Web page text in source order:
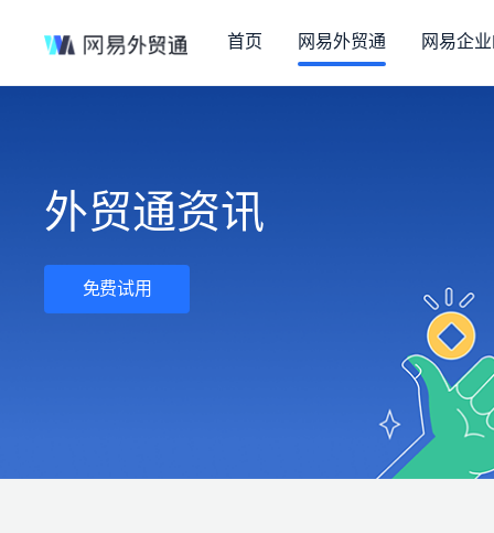
首页 网易外贸通 网易企
外贸通资讯
免费试用